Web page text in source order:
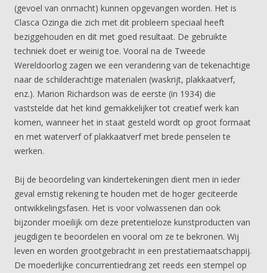
(gevoel van onmacht) kunnen opgevangen worden. Het is
Clasca Ozinga die zich met dit probleem speciaal heeft
beziggehouden en dit met goed resultaat. De gebruikte
techniek doet er weinig toe. Vooral na de Tweede
Wereldoorlog zagen we een verandering van de tekenachtige
naar de schilderachtige materialen (waskrijt, plakkaatverf,
enz.). Marion Richardson was de eerste (in 1934) die
vaststelde dat het kind gemakkelijker tot creatief werk kan
komen, wanneer het in staat gesteld wordt op groot formaat
en met waterverf of plakkaatverf met brede penselen te
werken.
Bij de beoordeling van kindertekeningen dient men in ieder
geval ernstig rekening te houden met de hoger geciteerde
ontwikkelingsfasen. Het is voor volwassenen dan ook
bijzonder moeilijk om deze pretentieloze kunstproducten van
jeugdigen te beoordelen en vooral om ze te bekronen. Wij
leven en worden grootgebracht in een prestatiemaatschappij.
De moederlijke concurrentiedrang zet reeds een stempel op